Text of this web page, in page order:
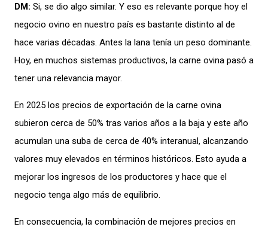
DM: Si, se dio algo similar. Y eso es relevante porque hoy el
negocio ovino en nuestro país es bastante distinto al de
hace varias décadas. Antes la lana tenía un peso dominante.
Hoy, en muchos sistemas productivos, la carne ovina pasó a
tener una relevancia mayor.
En 2025 los precios de exportación de la carne ovina
subieron cerca de 50% tras varios años a la baja y este año
acumulan una suba de cerca de 40% interanual, alcanzando
valores muy elevados en términos históricos. Esto ayuda a
mejorar los ingresos de los productores y hace que el
negocio tenga algo más de equilibrio.
En consecuencia, la combinación de mejores precios en